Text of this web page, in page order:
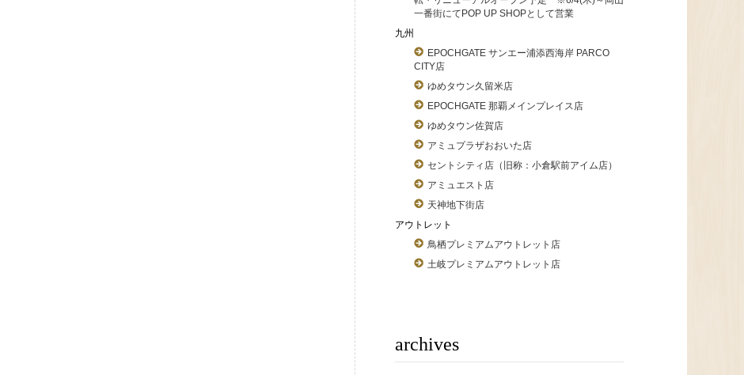
一番街にてPOP UP SHOPとして営業
九州
EPOCHGATE サンエー浦添西海岸 PARCO
CITY店
ゆめタウン久留米店
EPOCHGATE 那覇メインプレイス店
ゆめタウン佐賀店
アミュプラザおおいた店
セントシティ店（旧称：小倉駅前アイム店）
アミュエスト店
天神地下街店
アウトレット
鳥栖プレミアムアウトレット店
土岐プレミアムアウトレット店
archives